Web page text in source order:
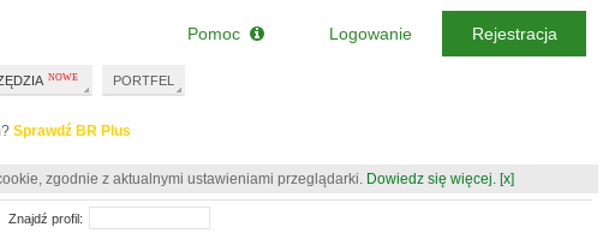
Sprawdź BR Plus
zgodnie z aktualnymi ustawieniami przeglądarki. Dowiedz się więcej. [x]
Znajdź profil:
PORTFEL
Pomoc Logowanie Rejestracja